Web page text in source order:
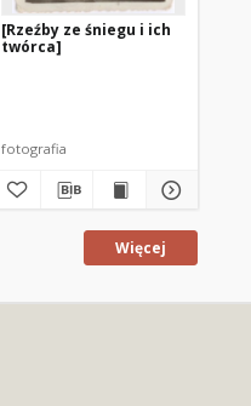
[Rzeźby ze śniegu i ich
twórca]
fotografia
Więcej